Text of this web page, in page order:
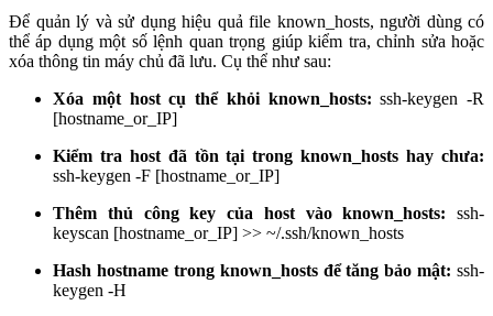
Để quản lý và sử dụng hiệu quả file known_hosts, người dùng có
thể áp dụng một số lệnh quan trọng giúp kiểm tra, chỉnh sửa hoặc
xóa thông tin máy chủ đã lưu. Cụ thể như sau:
Xóa một host cụ thể khỏi known_hosts:ssh-keygen -R
[hostname_or_IP]
Kiểm tra host đã tồn tại trong known_hosts hay chưa:
ssh-keygen -F [hostname_or_IP]
Thêm thủ công key của host vào known_hosts: ssh-
keyscan [hostname_or_IP] >> ~/.ssh/known_hosts
Hash hostname trong known_hosts để tăng bảo mật: ssh-
keygen -H